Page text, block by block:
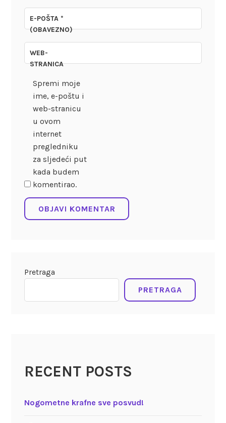
E-POŠTA*
(OBAVEZNO)
WEB-
STRANICA
Spremi moje
ime, e-poštu i
web-stranicu
u ovom
internet
pregledniku
za sljedeći put
kada budem
komentirao.
Pretraga
PRETRAGA
RECENT POSTS
Nogometne krafne sve posvud!